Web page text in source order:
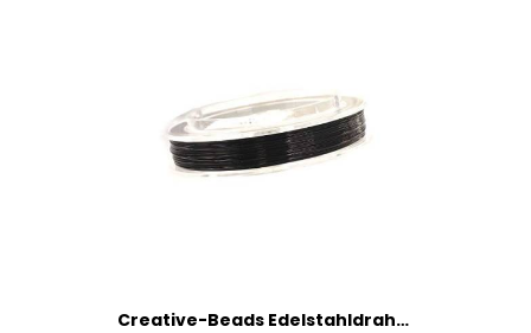
Creative-Beads Edelstahldraht, Stahlseil, 0,4mm, 100m Rolle, Schmuckdraht für Kette, Armband, nylon ummantelt hautverträglich reissfest, schwarz